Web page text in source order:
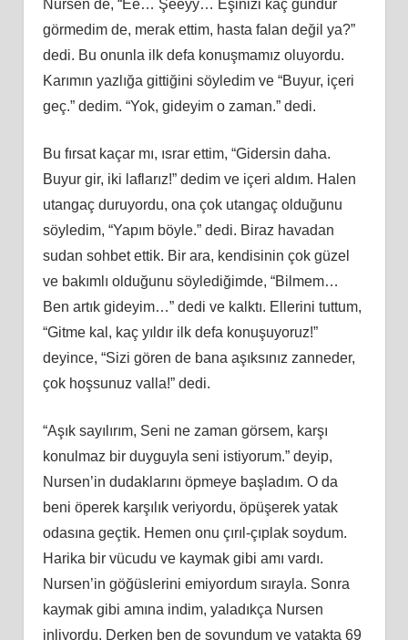
Nursen de, “Ee… Şeeyy… Eşinizi kaç gündür
görmedim de, merak ettim, hasta falan değil ya?”
dedi. Bu onunla ilk defa konuşmamız oluyordu.
Karımın yazlığa gittiğini söyledim ve “Buyur, içeri
geç.” dedim. “Yok, gideyim o zaman.” dedi.
Bu fırsat kaçar mı, ısrar ettim, “Gidersin daha.
Buyur gir, iki laflarız!” dedim ve içeri aldım. Halen
utangaç duruyordu, ona çok utangaç olduğunu
söyledim, “Yapım böyle.” dedi. Biraz havadan
sudan sohbet ettik. Bir ara, kendisinin çok güzel
ve bakımlı olduğunu söylediğimde, “Bilmem…
Ben artık gideyim…” dedi ve kalktı. Ellerini tuttum,
“Gitme kal, kaç yıldır ilk defa konuşuyoruz!”
deyince, “Sizi gören de bana aşıksınız zanneder,
çok hoşsunuz valla!” dedi.
“Aşık sayılırım, Seni ne zaman görsem, karşı
konulmaz bir duyguyla seni istiyorum.” deyip,
Nursen’in dudaklarını öpmeye başladım. O da
beni öperek karşılık veriyordu, öpüşerek yatak
odasına geçtik. Hemen onu çırıl-çıplak soydum.
Harika bir vücudu ve kaymak gibi amı vardı.
Nursen’in göğüslerini emiyordum sırayla. Sonra
kaymak gibi amına indim, yaladıkça Nursen
inliyordu. Derken ben de soyundum ve yatakta 69